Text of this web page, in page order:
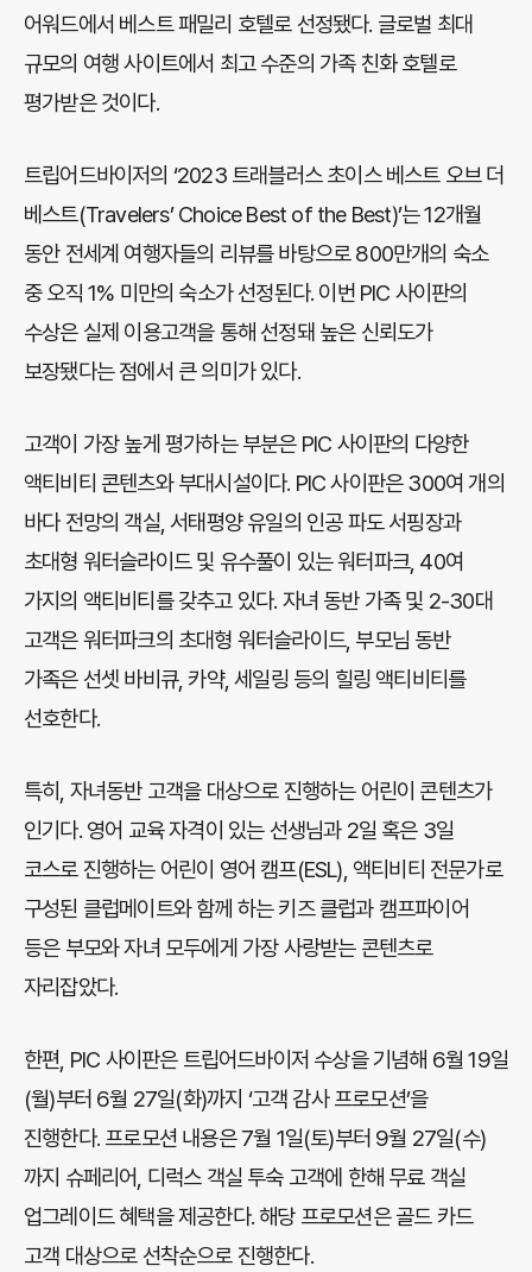
어워드에서 베스트 패밀리 호텔로 선정됐다. 글로벌 최대
규모의 여행 사이트에서 최고 수준의 가족 친화 호텔로
평가받은 것이다.
트립어드바이저의 ‘2023 트래블러스 초이스 베스트 오브 더
베스트(Travelers’ Choice Best of the Best)’는 12개월
동안 전세계 여행자들의 리뷰를 바탕으로 800만개의 숙소
중 오직 1% 미만의 숙소가 선정된다. 이번 PIC 사이판의
수상은 실제 이용고객을 통해 선정돼 높은 신뢰도가
보장됐다는 점에서 큰 의미가 있다.
고객이 가장 높게 평가하는 부분은 PIC 사이판의 다양한
액티비티 콘텐츠와 부대시설이다. PIC 사이판은 300여 개의
바다 전망의 객실, 서태평양 유일의 인공 파도 서핑장과
초대형 워터슬라이드 및 유수풀이 있는 워터파크, 40여
가지의 액티비티를 갖추고 있다. 자녀 동반 가족 및 2-30대
고객은 워터파크의 초대형 워터슬라이드, 부모님 동반
가족은 선셋 바비큐, 카약, 세일링 등의 힐링 액티비티를
선호한다.
특히, 자녀동반 고객을 대상으로 진행하는 어린이 콘텐츠가
인기다. 영어 교육 자격이 있는 선생님과 2일 혹은 3일
코스로 진행하는 어린이 영어 캠프(ESL), 액티비티 전문가로
구성된 클럽메이트와 함께 하는 키즈 클럽과 캠프파이어
등은 부모와 자녀 모두에게 가장 사랑받는 콘텐츠로
자리잡았다.
한편, PIC 사이판은 트립어드바이저 수상을 기념해 6월 19일
(월)부터 6월 27일(화)까지 ‘고객 감사 프로모션’을
진행한다. 프로모션 내용은 7월 1일(토)부터 9월 27일(수)
까지 슈페리어, 디럭스 객실 투숙 고객에 한해 무료 객실
업그레이드 혜택을 제공한다. 해당 프로모션은 골드 카드
고객 대상으로 선착순으로 진행한다.